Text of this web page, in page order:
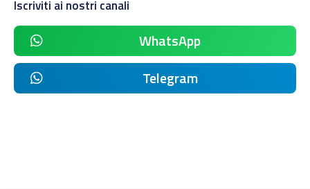
Iscriviti ai nostri canali
WhatsApp
Telegram